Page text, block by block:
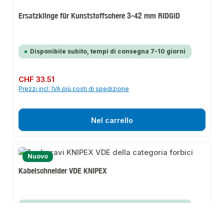
Ersatzklinge für Kunststoffschere 3-42 mm RIDGID
Disponibile subito, tempi di consegna 7-10 giorni
Prezzo normale:
CHF 33.51
Prezzi incl. IVA più costi di spedizione
Nel carrello
Nuovo
Kabelschneider VDE KNIPEX